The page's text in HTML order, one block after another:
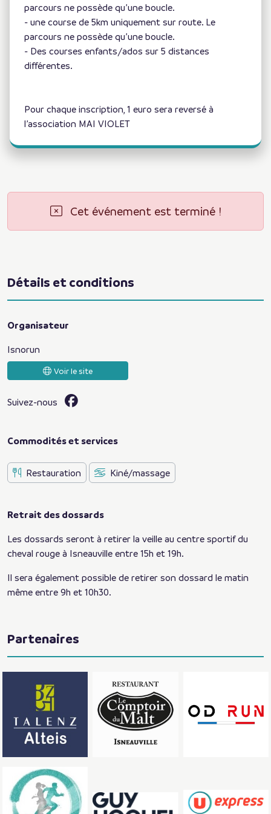
parcours ne possède qu’une boucle.
- une course de 5km uniquement sur route. Le
parcours ne possède qu’une boucle.
- Des courses enfants/ados sur 5 distances
différentes.
Pour chaque inscription, 1 euro sera reversé à
l’association MAI VIOLET
Cet événement est terminé !
Détails et conditions
Organisateur
Isnorun
Voir le site
Suivez-nous
Commodités et services
Restauration Kiné/massage
Retrait des dossards
Les dossards seront à retirer la veille au centre sportif du
cheval rouge à Isneauville entre 15h et 19h.
Il sera également possible de retirer son dossard le matin
même entre 9h et 10h30.
Partenaires